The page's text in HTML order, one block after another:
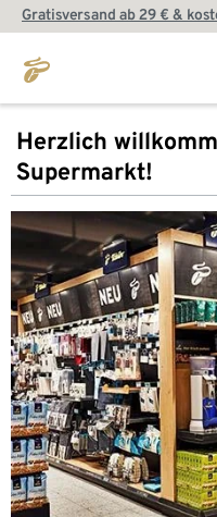
Gratisversand ab 29 € &
Herzlich
Supermarkt!